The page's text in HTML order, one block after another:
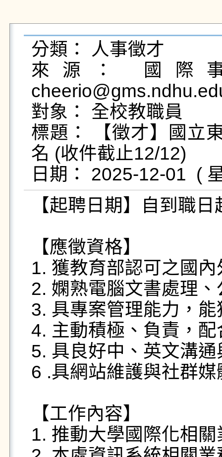
分類： 人事徵才
來源： 國際
對象： 全校教職員
標題： 【徵才】國立
名 (收件截止12/12)
【起聘日期】自到職日
【應徵資格】
1. 獲教育部認可之國
2. 嫻熟電腦文書處理
3. 具專案管理能力，
4. 主動積極、負責，
5. 具良好中、英文溝
6 .具網站維護與社群
【工作內容】
1. 推動大學國際化相關